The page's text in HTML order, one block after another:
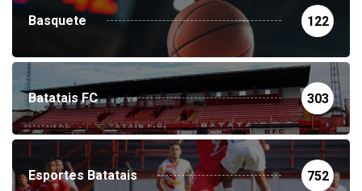
Basquete 122
Batatais FC 303
Esportes Batatais 752